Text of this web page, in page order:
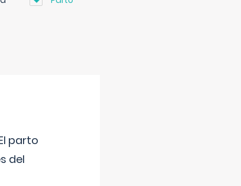
parto
del